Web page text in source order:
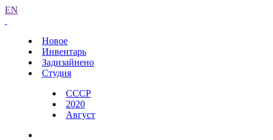
EN
Новое
Инвентарь
Задизайнено
Студия
СССР
2020
Август